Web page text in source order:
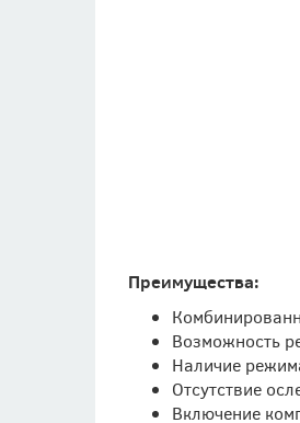
Преимущества:
Возможность
Наличие
Отсутствие
Включение